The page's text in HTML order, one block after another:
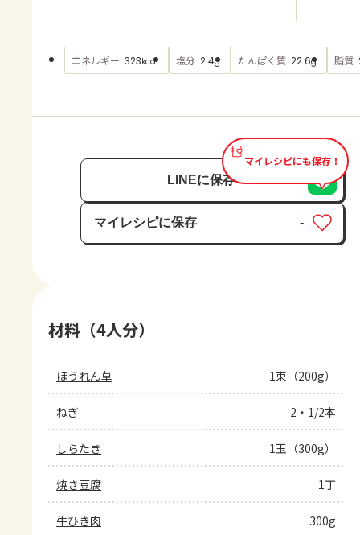
AJINOMOTO PARK とは
エネルギー 323kcal 塩分 2.4g たんぱく質 22.6g 脂質
マイレシピにも保存！
LINEに保存
マイレシピに保存
保存済み
-
材料（4人分）
ほうれん草 1束（200g）
ねぎ 2・1/2本
しらたき 1玉（300g）
焼き豆腐 1丁
牛ひき肉 300g